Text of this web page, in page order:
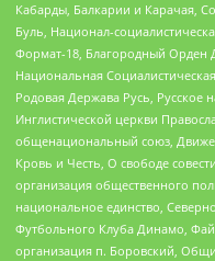
Кабарды, Балкарии и Карачая,
Буль, Национал-
Формат-18, Благородный Орден
Национальная
Родовая Держава Русь, Русское
Инглистической церкви
общенациональный союз,
Кровь и Честь, О свободе
организация общественного
национальное единство,
Футбольного Клуба Динамо,
организация п. Боровский,